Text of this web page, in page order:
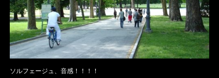
ソルフェージュ、音感！！！！